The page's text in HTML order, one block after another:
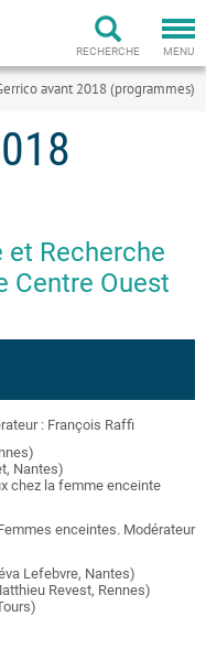
MENU
RECHERCHE
avant 2018 (programmes)
et Recherche
Centre Ouest
: François Raffi
Nantes)
chez la femme enceinte
enceintes. Modérateur
Lefebvre, Nantes)
Revest, Rennes)